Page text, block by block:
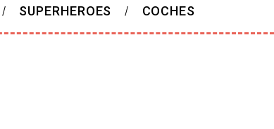
SUPERHEROES COCHES